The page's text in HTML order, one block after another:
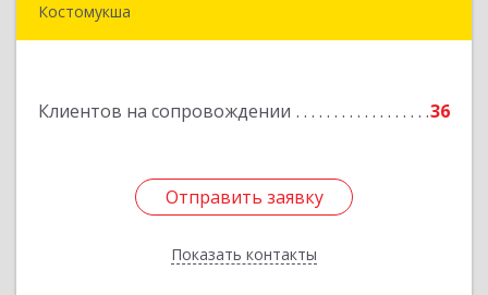
Костомукша
Клиентов на сопровождении 36
Отправить заявку
Показать контакты
Отправить заявку
Назад